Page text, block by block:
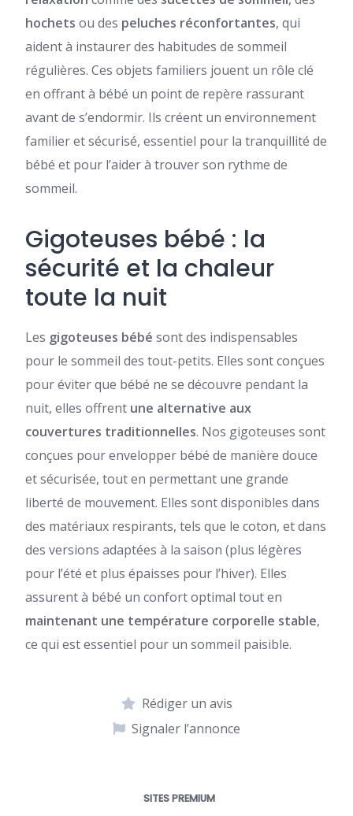
hochets ou des peluches réconfortantes, qui
aident à instaurer des habitudes de sommeil
régulières. Ces objets familiers jouent un rôle clé
en offrant à bébé un point de repère rassurant
avant de s’endormir. Ils créent un environnement
familier et sécurisé, essentiel pour la tranquillité de
bébé et pour l’aider à trouver son rythme de
sommeil.
Gigoteuses bébé : la
sécurité et la chaleur
toute la nuit
Les gigoteuses bébé sont des indispensables
pour le sommeil des tout-petits. Elles sont conçues
pour éviter que bébé ne se découvre pendant la
nuit, elles offrent une alternative aux
couvertures traditionnelles. Nos gigoteuses sont
conçues pour envelopper bébé de manière douce
et sécurisée, tout en permettant une grande
liberté de mouvement. Elles sont disponibles dans
des matériaux respirants, tels que le coton, et dans
des versions adaptées à la saison (plus légères
pour l’été et plus épaisses pour l’hiver). Elles
assurent à bébé un confort optimal tout en
maintenant une température corporelle stable,
ce qui est essentiel pour un sommeil paisible.
Rédiger un avis
Signaler l’annonce
SITES PREMIUM